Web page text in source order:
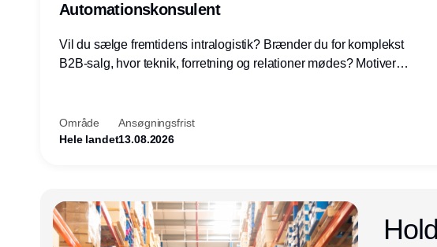
Automationskonsulent
Vil du sælge fremtidens intralogistik? Brænder du for komplekst
B2B-salg, hvor teknik, forretning og relationer mødes? Motiveres
nogle af Danmarks mest spændende produktions- og
logistikvirksomheder?
Område
Hele landet
Ansøgningsfrist
13.08.2026